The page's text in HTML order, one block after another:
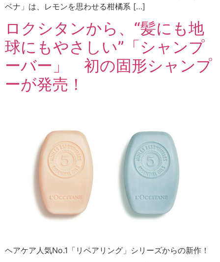
ベナ」は、レモンを思わせる柑橘系 […]
ロクシタンから、“髪にも地
球にもやさしい”「シャンプ
ーバー」 初の固形シャンプ
ーが発売！
ヘアケア人気No.1「リペアリング」シリーズからの新作！